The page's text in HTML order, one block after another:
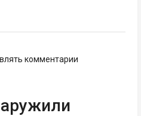
комментарии